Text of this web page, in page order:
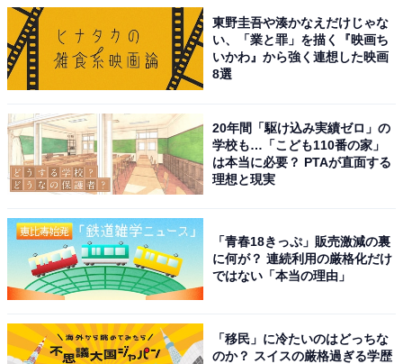
で、知性派らしくしっかりしたトークができるので番組
制作者に重宝されそうな逸材です。キャッチーな見た目
とキャラも含め、まさにキッカケさえあれば大ブレーク
しそうな芸人となります。
東野圭吾や湊かなえだけじゃな
い、「業と罪」を描く『映画ち
いかわ』から強く連想した映画
8選
20年間「駆け込み実績ゼロ」の
学校も…「こども110番の家」
は本当に必要？ PTAが直面する
理想と現実
「青春18きっぷ」販売激減の裏
に何が？ 連続利用の厳格化だけ
ではない「本当の理由」
「移民」に冷たいのはどっちな
のか？ スイスの厳格過ぎる学歴